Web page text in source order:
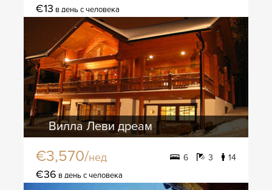
€13 в день с человека
Вилла Леви дреам
€3,570/нед 6 3 14
€36 в день с человека